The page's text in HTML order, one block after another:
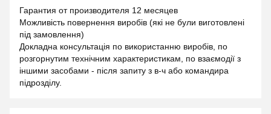
Гарантия от производителя 12 месяцев
Можливість повернення виробів (які не були виготовлені
під замовлення)
Докладна консультація по використанню виробів, по
розгорнутим технічним характеристикам, по взаємодії з
іншими засобами - після запиту з в-ч або командира
підрозділу.